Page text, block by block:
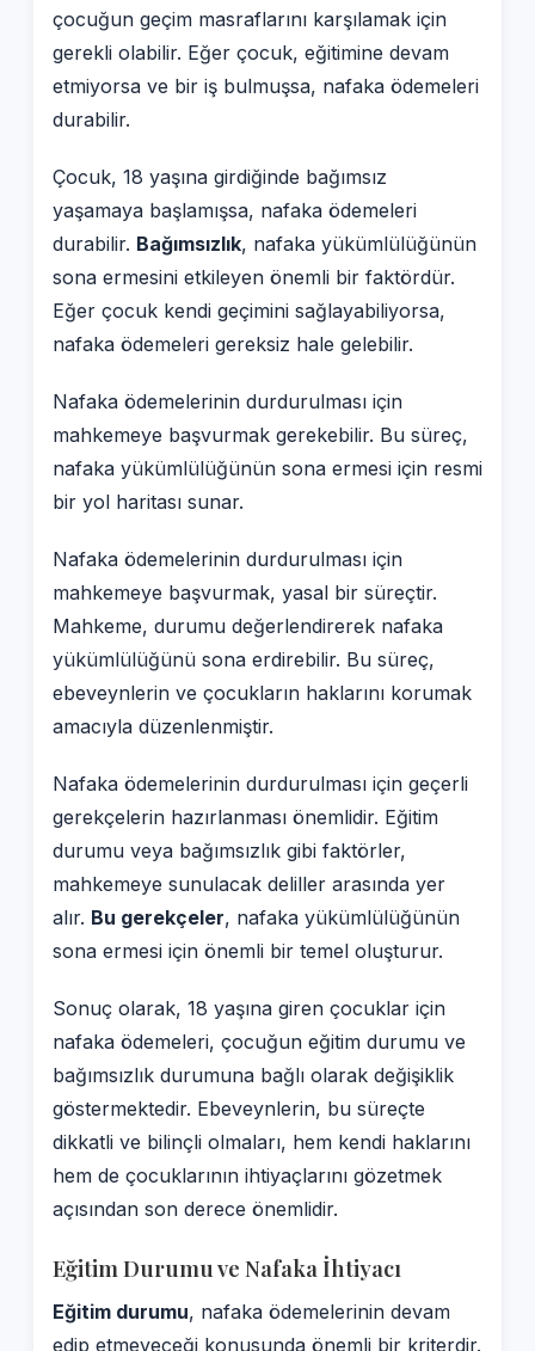
çocuğun geçim masraflarını karşılamak için
gerekli olabilir. Eğer çocuk, eğitimine devam
etmiyorsa ve bir iş bulmuşsa, nafaka ödemeleri
durabilir.
Çocuk, 18 yaşına girdiğinde bağımsız
yaşamaya başlamışsa, nafaka ödemeleri
durabilir. Bağımsızlık, nafaka yükümlülüğünün
sona ermesini etkileyen önemli bir faktördür.
Eğer çocuk kendi geçimini sağlayabiliyorsa,
nafaka ödemeleri gereksiz hale gelebilir.
Nafaka ödemelerinin durdurulması için
mahkemeye başvurmak gerekebilir. Bu süreç,
nafaka yükümlülüğünün sona ermesi için resmi
bir yol haritası sunar.
Nafaka ödemelerinin durdurulması için
mahkemeye başvurmak, yasal bir süreçtir.
Mahkeme, durumu değerlendirerek nafaka
yükümlülüğünü sona erdirebilir. Bu süreç,
ebeveynlerin ve çocukların haklarını korumak
amacıyla düzenlenmiştir.
Nafaka ödemelerinin durdurulması için geçerli
gerekçelerin hazırlanması önemlidir. Eğitim
durumu veya bağımsızlık gibi faktörler,
mahkemeye sunulacak deliller arasında yer
alır. Bu gerekçeler, nafaka yükümlülüğünün
sona ermesi için önemli bir temel oluşturur.
Sonuç olarak, 18 yaşına giren çocuklar için
nafaka ödemeleri, çocuğun eğitim durumu ve
bağımsızlık durumuna bağlı olarak değişiklik
göstermektedir. Ebeveynlerin, bu süreçte
dikkatli ve bilinçli olmaları, hem kendi haklarını
hem de çocuklarının ihtiyaçlarını gözetmek
açısından son derece önemlidir.
Eğitim Durumu ve Nafaka İhtiyacı
Eğitim durumu, nafaka ödemelerinin devam
edip etmeyeceği konusunda önemli bir kriterdir.